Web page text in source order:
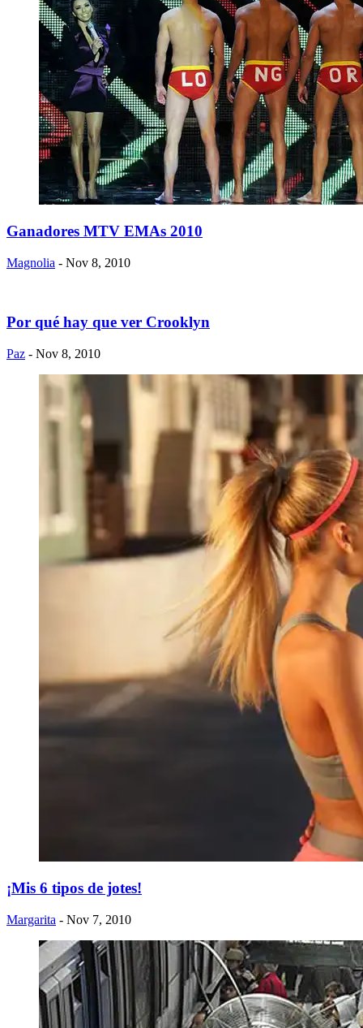
Ganadores MTV EMAs 2010
Magnolia - Nov 8, 2010
Por qué hay que ver Crooklyn
Paz - Nov 8, 2010
¡Mis 6 tipos de jotes!
Margarita - Nov 7, 2010